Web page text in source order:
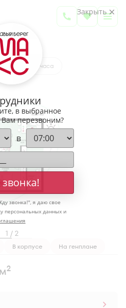
6 650 017 руб.
за 24 часа
1 / 2
В корпусе На генплане
2
Закрыть
в выбранное
перезвоним?
в
звонка!", я даю свое
персональных данных и